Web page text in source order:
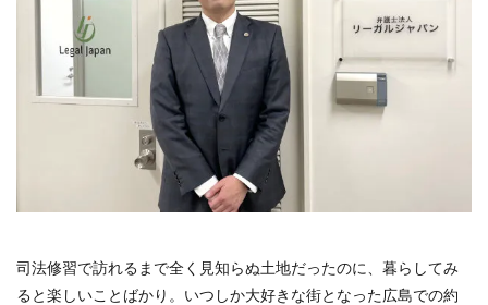
司法修習で訪れるまで全く見知らぬ土地だったのに、暮らしてみ
ると楽しいことばかり。いつしか大好きな街となった広島での約